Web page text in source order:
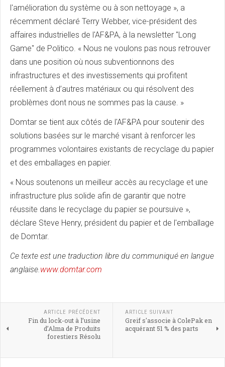
l'amélioration du système ou à son nettoyage », a
récemment déclaré Terry Webber, vice-président des
affaires industrielles de l'AF&PA, à la newsletter "Long
Game" de Politico. « Nous ne voulons pas nous retrouver
dans une position où nous subventionnons des
infrastructures et des investissements qui profitent
réellement à d’autres matériaux ou qui résolvent des
problèmes dont nous ne sommes pas la cause. »
Domtar se tient aux côtés de l'AF&PA pour soutenir des
solutions basées sur le marché visant à renforcer les
programmes volontaires existants de recyclage du papier
et des emballages en papier.
« Nous soutenons un meilleur accès au recyclage et une
infrastructure plus solide afin de garantir que notre
réussite dans le recyclage du papier se poursuive »,
déclare Steve Henry, président du papier et de l'emballage
de Domtar.
Ce texte est une traduction libre du communiqué en langue
anglaise.www.domtar.com
ARTICLE PRÉCÉDENT
Fin du lock-out à l’usine
d’Alma de Produits
forestiers Résolu
ARTICLE SUIVANT
Greif s'associe à ColePak en
acquérant 51 % des parts